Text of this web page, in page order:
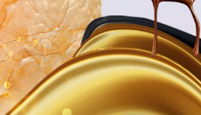
面的
售
商的
，本公司以更加出色的态度
得了广大客户的高度评价
瓦度陶瓷借助于互联网特性来实现一
标，品牌资讯在整个品牌传播过程中
轻重的作用。
瓦度陶瓷营销
千家万户。